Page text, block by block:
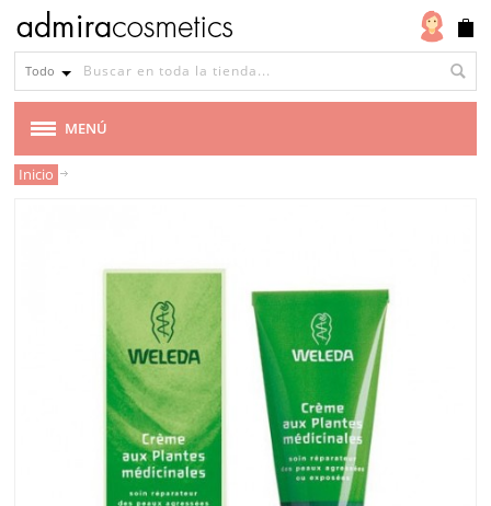
Todo
MENÚ
MARCAS
MAQUILLAJE
Inicio